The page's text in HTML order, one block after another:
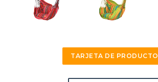
TARJETA DE PRODUCTO